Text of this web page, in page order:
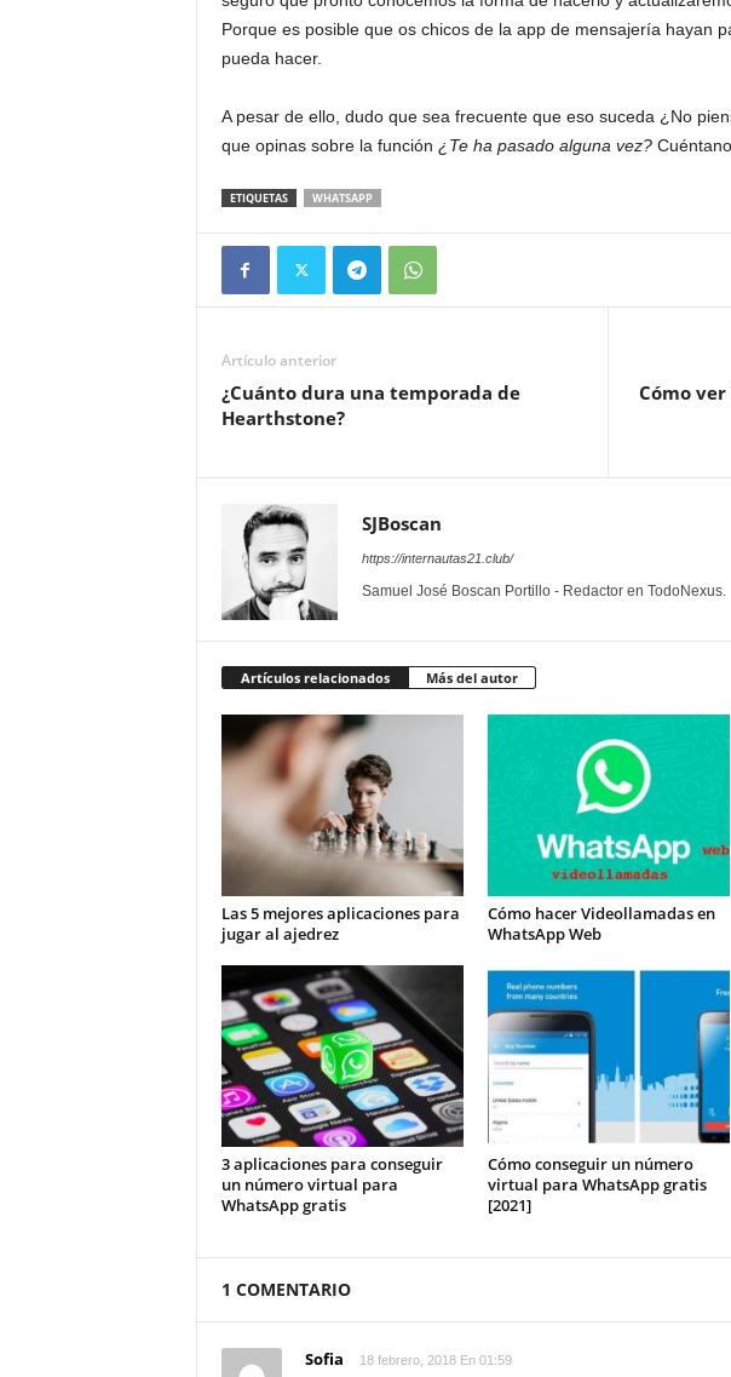
Porque es posible que os chicos de la app de mensajería hayan
pueda hacer.
A pesar de ello, dudo que sea frecuente que eso suceda ¿No
que opinas sobre la función ¿Te ha pasado alguna vez?
ETIQUETAS WHATSAPP
Artículo anterior
¿Cuánto dura una temporada de
Hearthstone?
Cómo ver
SJBoscan
https://internautas21.club/
Samuel José Boscan Portillo - Redactor en TodoNexus.
Artículos relacionados Más del autor
Las 5 mejores aplicaciones para
jugar al ajedrez
Cómo hacer Videollamadas en
WhatsApp Web
3 aplicaciones para conseguir
un número virtual para
WhatsApp gratis
Cómo conseguir un número
virtual para WhatsApp gratis
[2021]
1 COMENTARIO
Sofia 18 febrero, 2018 En 01:59